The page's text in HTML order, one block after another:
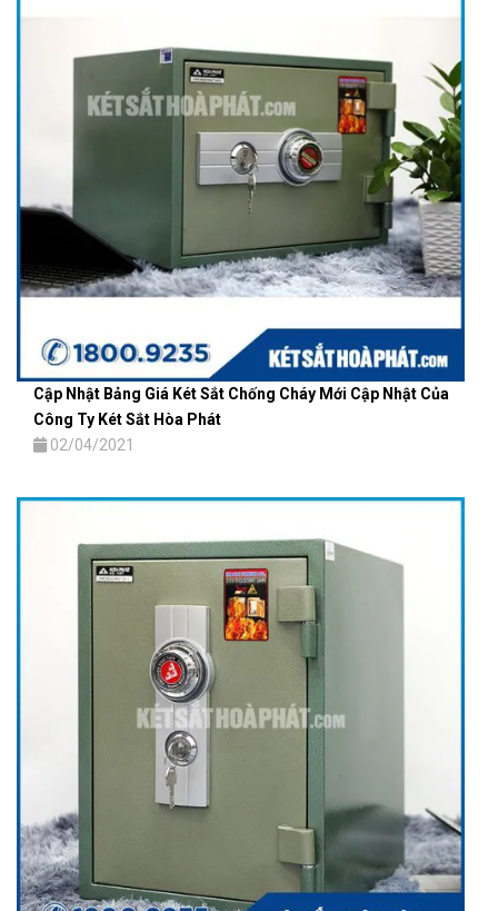
Cập Nhật Bảng Giá Két Sắt Chống Cháy Mới Cập Nhật Của
Công Ty Két Sắt Hòa Phát
02/04/2021